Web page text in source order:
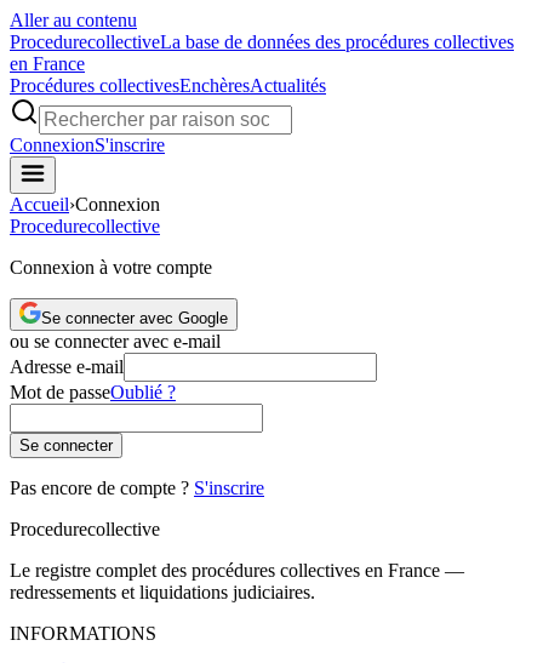
Aller au contenu
ProcedurecollectiveLa base de données des procédures collectives
en France
Procédures collectivesEnchèresActualités
ConnexionS'inscrire
Accueil›Connexion
Procedurecollective
Connexion à votre compte
Se connecter avec Google
ou se connecter avec e-mail
Adresse e-mail
Mot de passeOublié ?
Se connecter
Pas encore de compte ? S'inscrire
Procedurecollective
Le registre complet des procédures collectives en France —
redressements et liquidations judiciaires.
INFORMATIONS